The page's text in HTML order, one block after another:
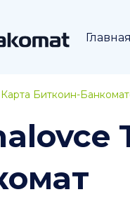
Главная
Карта Биткоин-